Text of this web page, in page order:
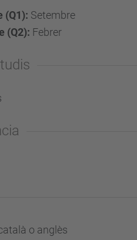
(Q1): Setembre
(Q2): Febrer
o anglès